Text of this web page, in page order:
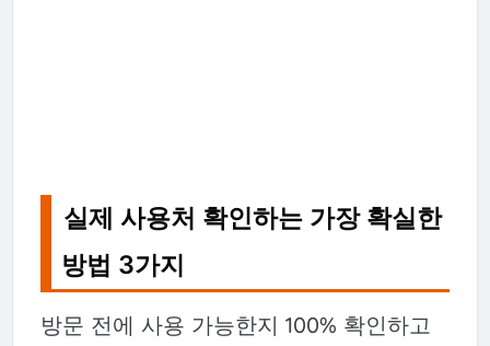
실제 사용처 확인하는 가장 확실한
방법 3가지
방문 전에 사용 가능한지 100% 확인하고